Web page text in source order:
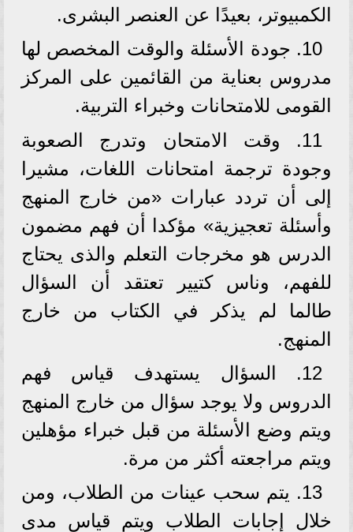
الكمبيوتر، بعيدًا عن العنصر البشرى.
10. جودة الأسئلة والوقت المخصص لها
مدروس بعناية من القائمين على المركز
القومى للامتحانات وخبراء التربية.
11. وقت الامتحان وتدرج الصعوبة
وجودة ترجمة امتحانات اللغات، مشيرا
إلى أن تردد عبارات «من خارج المنهج
وأسئلة تعجيزية» مؤكدا أن فهم مضمون
الدرس هو مخرجات التعلم والذى يحتاج
للفهم، وناس كتيير تعتقد أن السؤال
طالما لم يذكر في الكتاب من خارج
المنهج.
12. السؤال يستهدف قياس فهم
الدروس ولا يوجد سؤال من خارج المنهج
ويتم وضع الأسئلة من قبل خبراء مؤهلين
ويتم مراجعته أكثر من مرة.
13. يتم سحب عينات من الطلاب، ومن
خلال إجابات الطلاب ويتم قياس مدى